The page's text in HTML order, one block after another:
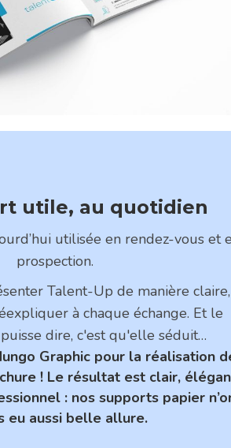
utile, au quotidien
utilisée en rendez-vous et
prospection.
Talent-Up de manière claire,
à chaque échange. Et le
dire, c'est qu'elle séduit…
Graphic pour la réalisation
! Le résultat est clair,
: nos supports papier
eu aussi belle allure.